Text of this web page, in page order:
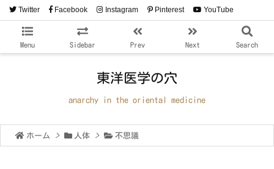
Menu Sidebar Prev Next Search
Twitter Facebook Instagram Pinterest YouTube
RSS
東洋医学の穴
anarchy in the oriental medicine
ホーム > 人体 > 不思議